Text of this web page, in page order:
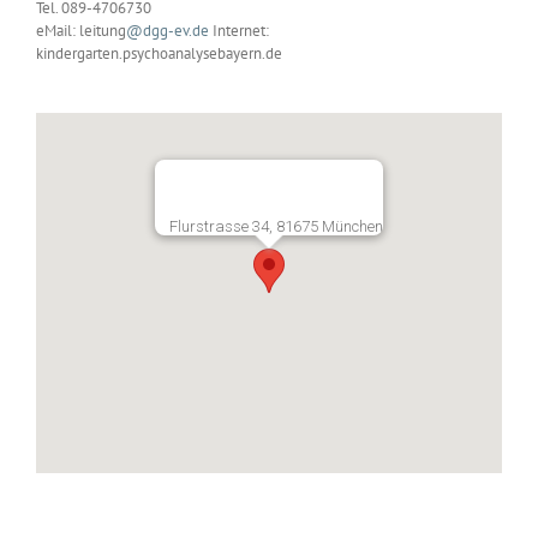
Tel. 089-4706730
eMail: leitung@dgg-ev.de Internet:
kindergarten.psychoanalysebayern.de
Flurstrasse 34, 81675 München